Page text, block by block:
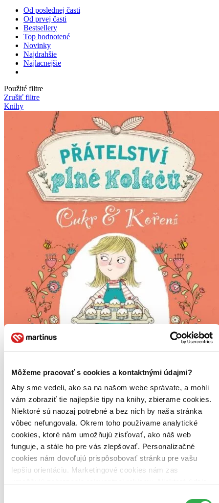
Môžeme pracovať s cookies a kontaktnými údajmi?
Aby sme vedeli, ako sa na našom webe správate, a mohli
vám zobraziť tie najlepšie tipy na knihy, zbierame cookies.
Niektoré sú naozaj potrebné a bez nich by naša stránka
vôbec nefungovala. Okrem toho používame analytické
cookies, ktoré nám umožňujú zisťovať, ako náš web
funguje, a stále ho pre vás zlepšovať. Personalizačné
cookies nám dovoľujú prispôsobovať stránku pre vašu
lepšiu orientáciu. Marketingové cookies nám zas
Od poslednej časti
Od prvej časti
Bestsellery
Top hodnotené
Novinky
Najdrahšie
Najlacnejšie
Použité filtre
Zrušiť filtre
Knihy
Přátelství plné koláčů
CZ
Cukr & Koření